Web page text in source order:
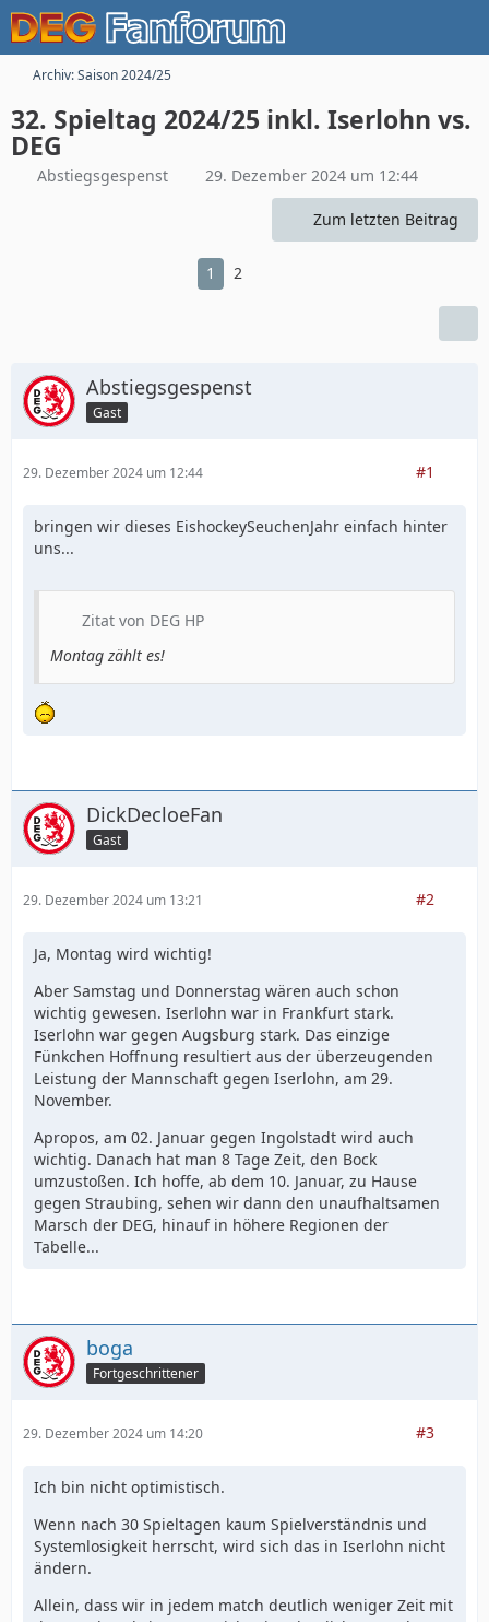
Archiv: Saison 2024/25
32. Spieltag 2024/25 inkl. Iserlohn vs.
DEG
Abstiegsgespenst 29. Dezember 2024 um 12:44
Zum letzten Beitrag
1 2
Abstiegsgespenst
Gast
29. Dezember 2024 um 12:44 #1
bringen wir dieses EishockeySeuchenJahr einfach hinter
uns...
Zitat von DEG HP
Montag zählt es!
DickDecloeFan
Gast
29. Dezember 2024 um 13:21 #2
Ja, Montag wird wichtig!
Aber Samstag und Donnerstag wären auch schon
wichtig gewesen. Iserlohn war in Frankfurt stark.
Iserlohn war gegen Augsburg stark. Das einzige
Fünkchen Hoffnung resultiert aus der überzeugenden
Leistung der Mannschaft gegen Iserlohn, am 29.
November.
Apropos, am 02. Januar gegen Ingolstadt wird auch
wichtig. Danach hat man 8 Tage Zeit, den Bock
umzustoßen. Ich hoffe, ab dem 10. Januar, zu Hause
gegen Straubing, sehen wir dann den unaufhaltsamen
Marsch der DEG, hinauf in höhere Regionen der
Tabelle...
boga
Fortgeschrittener
29. Dezember 2024 um 14:20 #3
Ich bin nicht optimistisch.
Wenn nach 30 Spieltagen kaum Spielverständnis und
Systemlosigkeit herrscht, wird sich das in Iserlohn nicht
ändern.
Allein, dass wir in jedem match deutlich weniger Zeit mit